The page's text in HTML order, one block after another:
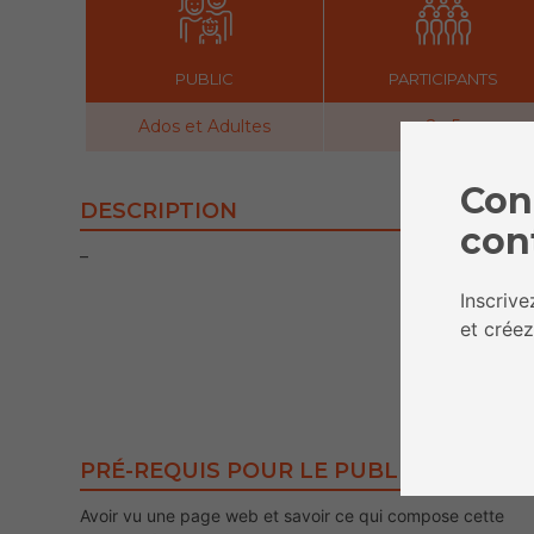
PUBLIC
Ados et Adultes
PARTICIPANTS
2 - 5
DESCRIPTION
–
PRÉ-REQUIS POUR LE PUBLIC
Avoir vu une page web et savoir ce qui compose cette
et